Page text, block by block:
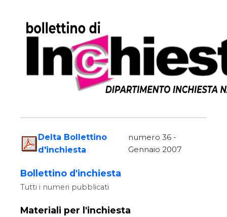
Delta Bollettino
d'inchiesta
numero 36 -
Gennaio 2007
Bollettino d'inchiesta
Tutti i numeri pubblicati
Materiali per l'inchiesta